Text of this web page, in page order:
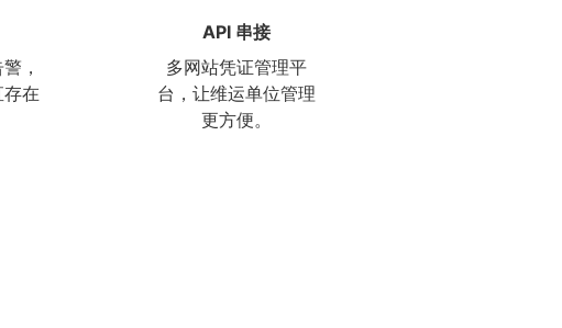
，
在
API 串接
多网站凭证管理平
台，让维运单位管理
更方便。